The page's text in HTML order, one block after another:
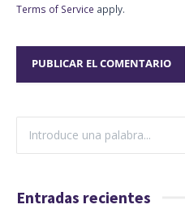
Terms of Service apply.
Entradas recientes